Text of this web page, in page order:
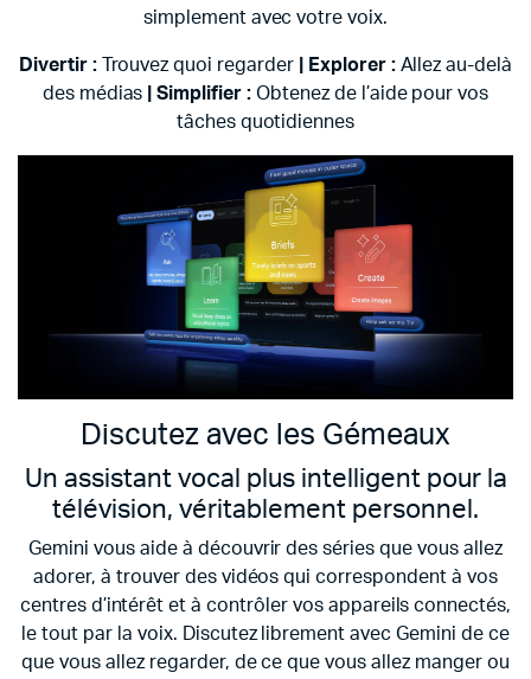
simplement avec votre voix.
Divertir : Trouvez quoi regarder| Explorer : Allez au-delà
des médias |Simplifier : Obtenez de l’aide pour vos
tâches quotidiennes
Discutez avec les Gémeaux
Un assistant vocal plus intelligent pour la
télévision, véritablement personnel.
Gemini vous aide à découvrir des séries que vous allez
adorer, à trouver des vidéos qui correspondent à vos
centres d’intérêt et à contrôler vos appareils connectés,
le tout par la voix. Discutez librement avec Gemini de ce
que vous allez regarder, de ce que vous allez manger ou